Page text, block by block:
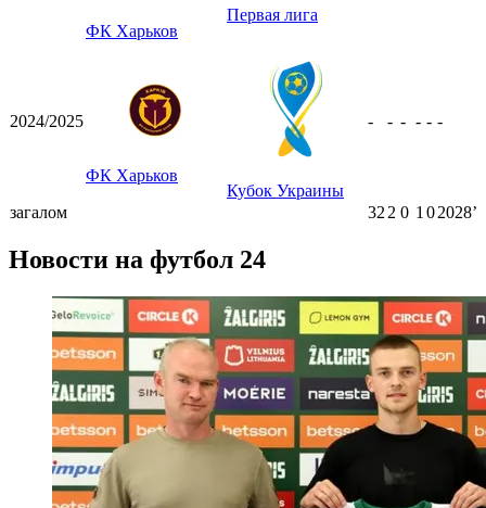
ФК Харьков
Первая лига
2024/2025
ФК Харьков
Кубок Украины
- - - - - -
загалом 32 2 0 1 02028ʼ
Новости на футбол 24